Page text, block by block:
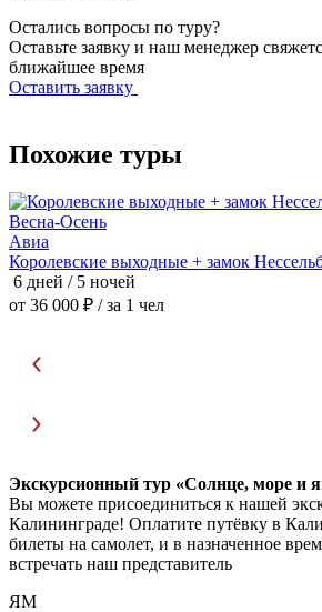
Остались вопросы по туру?
Оставьте заявку и наш менеджер
ближайшее время
Оставить заявку
Похожие туры
Весна-Осень
Авиа
Королевские выходные + замок
6 дней / 5 ночей
от 36 000 ₽ / за 1 чел
Экскурсионный тур «Солнце, море и
Вы можете присоединиться к нашей
Калининграде! Оплатите путёвку в
билеты на самолет, и в назначенное
встречать наш представитель
ЯМ